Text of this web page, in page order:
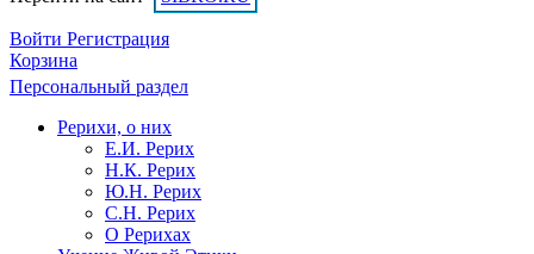
Войти Регистрация
Корзина
Персональный раздел
Рерихи, о них
Е.И. Рерих
Н.К. Рерих
Ю.Н. Рерих
С.Н. Рерих
О Рерихах